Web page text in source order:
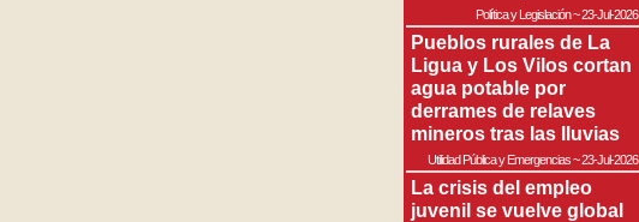
Política y Legislación~23-Jul-2026
Pueblos rurales de La
Ligua y Los Vilos cortan
agua potable por
derrames de relaves
mineros tras las lluvias
Utilidad Pública y Emergencias~23-Jul-2026
La crisis del empleo
juvenil se vuelve global